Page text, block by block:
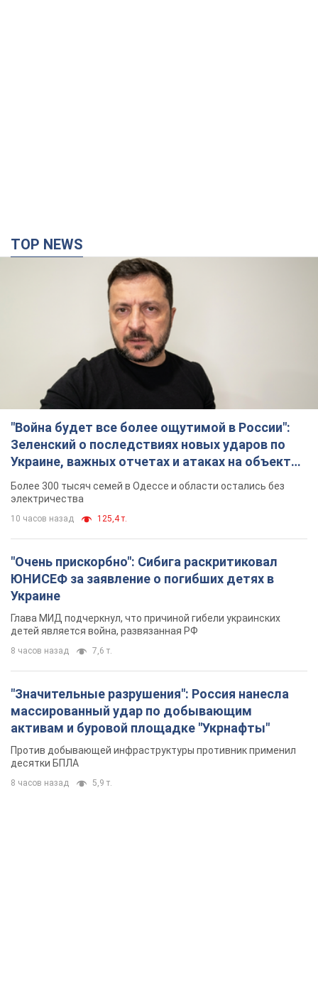
TOP NEWS
"Война будет все более ощутимой в России":
Зеленский о последствиях новых ударов по
Украине, важных отчетах и атаках на объекты
противника. Видео
Более 300 тысяч семей в Одессе и области остались без
электричества
10 часов назад 125,4 т.
"Очень прискорбно": Сибига раскритиковал
ЮНИСЕФ за заявление о погибших детях в
Украине
Глава МИД подчеркнул, что причиной гибели украинских
детей является война, развязанная РФ
8 часов назад 7,6 т.
"Значительные разрушения": Россия нанесла
массированный удар по добывающим
активам и буровой площадке "Укрнафты"
Против добывающей инфраструктуры противник применил
десятки БПЛА
8 часов назад 5,9 т.